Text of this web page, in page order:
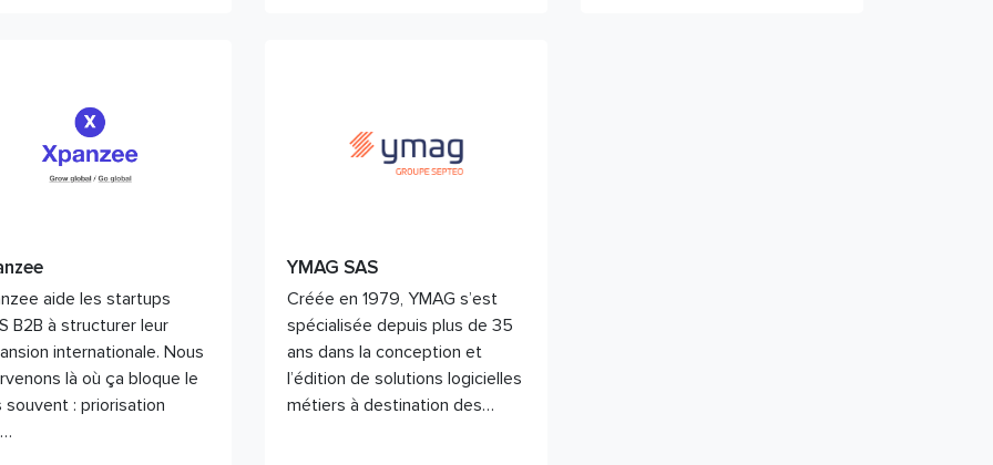
aide les startups
B2B à structurer leur
internationale. Nous
là où ça bloque le
souvent : priorisation
YMAG SAS
Créée en 1979, YMAG s’est
spécialisée depuis plus de 35
ans dans la conception et
l’édition de solutions logicielles
métiers à destination des…